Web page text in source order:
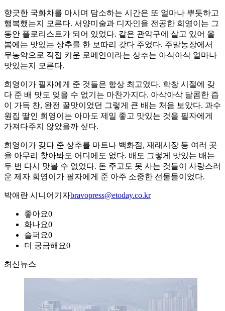
향긋한 국화차를 마시며 담소하는 시간은 또 얼마나 뿌듯하고
행복했는지 모른다. 서양미술과 디자인을 전공한 희영이는 그
동안 플로리스트가 되어 있었다. 같은 관악구에 살고 있어 올
봄에는 맛있는 상추를 한 보따리 갖다 주었다. 주말농장에서
무농약으로 직접 키운 로메인이라는 상추는 아삭아삭 얼마나
맛있는지 모른다.
희영이가 필자에게 준 것들은 항상 최고였다. 학창 시절에 갖
다 준 배 맛도 잊을 수 없기는 마찬가지다. 아삭아삭 달콤한 즙
이 가득 찬, 완전 꿀맛이었던 그렇게 큰 배는 처음 보았다. 과수
원집 딸인 희영이는 아마도 제일 좋고 맛있는 것을 필자에게
가져다주지 않았을까 싶다.
희영이가 갖다 준 상추를 마트나 백화점, 재래시장 등 여러 곳
을 아무리 찾아봐도 어디에도 없다. 배도 그렇게 맛있는 배는
두 번 다시 맛볼 수 없었다. 돈 주고도 못 사는 것들이 사랑스러
운 제자 희영이가 필자에게 준 아주 소중한 선물들이었다.
박애란 시니어기자bravopress@etoday.co.kr
좋아요0
화나요0
슬퍼요0
더 궁금해요0
최신뉴스